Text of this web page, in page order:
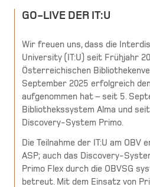
GO-LIVE DER IT:U
Wir freuen uns, dass die
University (IT:U) seit Frühjahr
Österreichischen
September 2025 erfolgreich
aufgenommen hat – seit 5.
Bibliothekssystem Alma und
Discovery-System Primo.
Die Teilnahme der IT:U am OBV
ASP; auch das Discovery-
Primo Flex durch die OBVSG
betreut. Mit dem Einsatz von